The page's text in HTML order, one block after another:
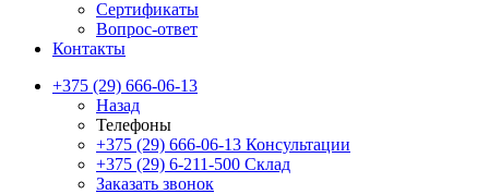
Сертификаты
Вопрос-ответ
Контакты
+375 (29) 666-06-13
Назад
Телефоны
+375 (29) 666-06-13 Консультации
+375 (29) 6-211-500 Склад
Заказать звонок